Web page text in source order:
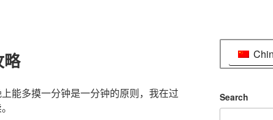
略
能多摸一分钟是一分钟的原则，我在过
Search